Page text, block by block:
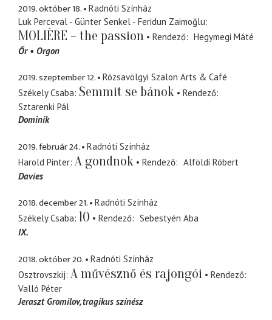
2019. október 18.
Radnóti Színház
Luk Perceval - Günter Senkel - Feridun Zaimoğlu
MOLIÈRE – the passion Rendező
Hegymegi Máté
Őr
Orgon
2019. szeptember 12.
Rózsavölgyi Szalon Arts & Café
Székely Csaba Semmit se bánok
Rendező
Sztarenki Pál
Dominik
2019. február 24.
Radnóti Színház
Harold Pinter A gondnok Rendező
Alföldi Róbert
Davies
2018. december 21.
Radnóti Színház
Székely Csaba 10 Rendező
Sebestyén Aba
IX.
2018. október 20.
Radnóti Színház
Osztrovszkij A művésznő és rajongói
Rendező
Valló Péter
Jeraszt Gromilov tragikus színész